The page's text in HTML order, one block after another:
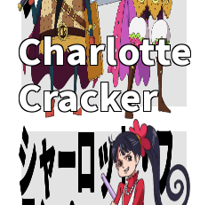
Charlotte
Cracker
シャーロット・フ
Add To Cart